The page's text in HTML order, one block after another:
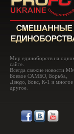
Мир единоборств на
сайте.
Всегда свежие новости
Боевое САМБО, Борьба,
Дзюдо, Бокс, К-1 и многое
другое.